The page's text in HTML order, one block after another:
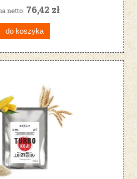
netto: 76,42 zł
do koszyka